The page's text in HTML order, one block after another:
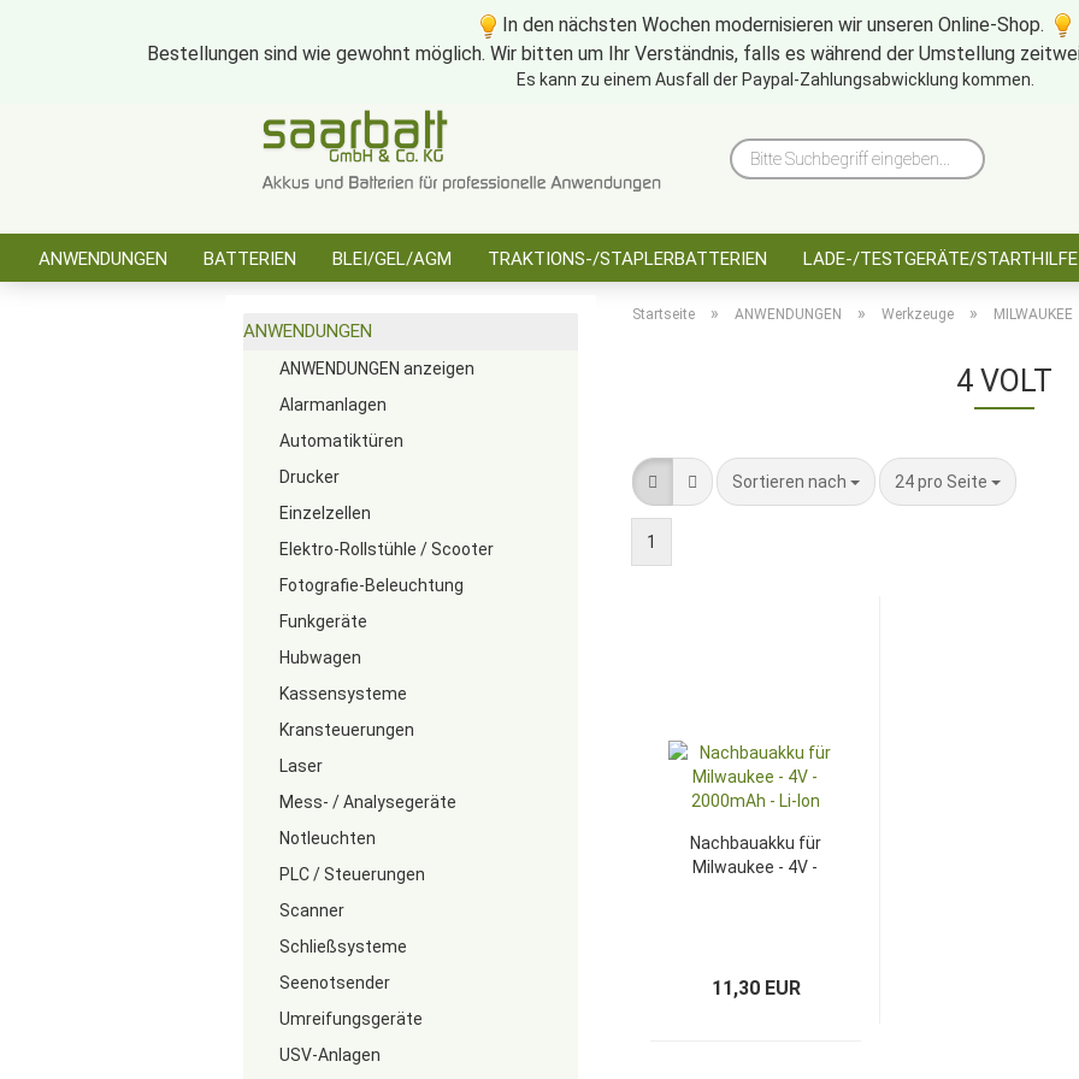
10 Jahre saarbatt
Bitte
In den nächsten Wochen modernisieren wir unseren Online-Shop.
Bestellungen sind wie gewohnt möglich. Wir bitten um Ihr Verständnis, falls es während der Umstellung
Es kann zu einem Ausfall der Paypal-Zahlungsabwicklung kommen.
ANWENDUNGEN BATTERIEN BLEI/GEL/AGM TRAKTIONS-/STAPLERBATTERIEN LADE-/TESTGERÄTE/STARTHILFE
Startseite » ANWENDUNGEN » Werkzeuge » MILWAUKEE
4 VOLT
Sortieren nach
Sortieren nach 24 pro Seite
pro Seite
1
Nachbauakku für
Milwaukee - 4V -
11,30 EUR
ANWENDUNGEN
ANWENDUNGEN anzeigen
Alarmanlagen
Automatiktüren
Drucker
Einzelzellen
Elektro-Rollstühle / Scooter
Fotografie-Beleuchtung
Funkgeräte
Hubwagen
Kassensysteme
Kransteuerungen
Laser
Mess- / Analysegeräte
Notleuchten
PLC / Steuerungen
Scanner
Schließsysteme
Seenotsender
Umreifungsgeräte
USV-Anlagen